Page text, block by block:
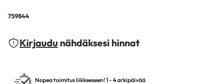
759844
Kirjaudu nähdäksesi hinnat
Nopea toimitus liikkeeseen! 1 - 4 arkipäivää